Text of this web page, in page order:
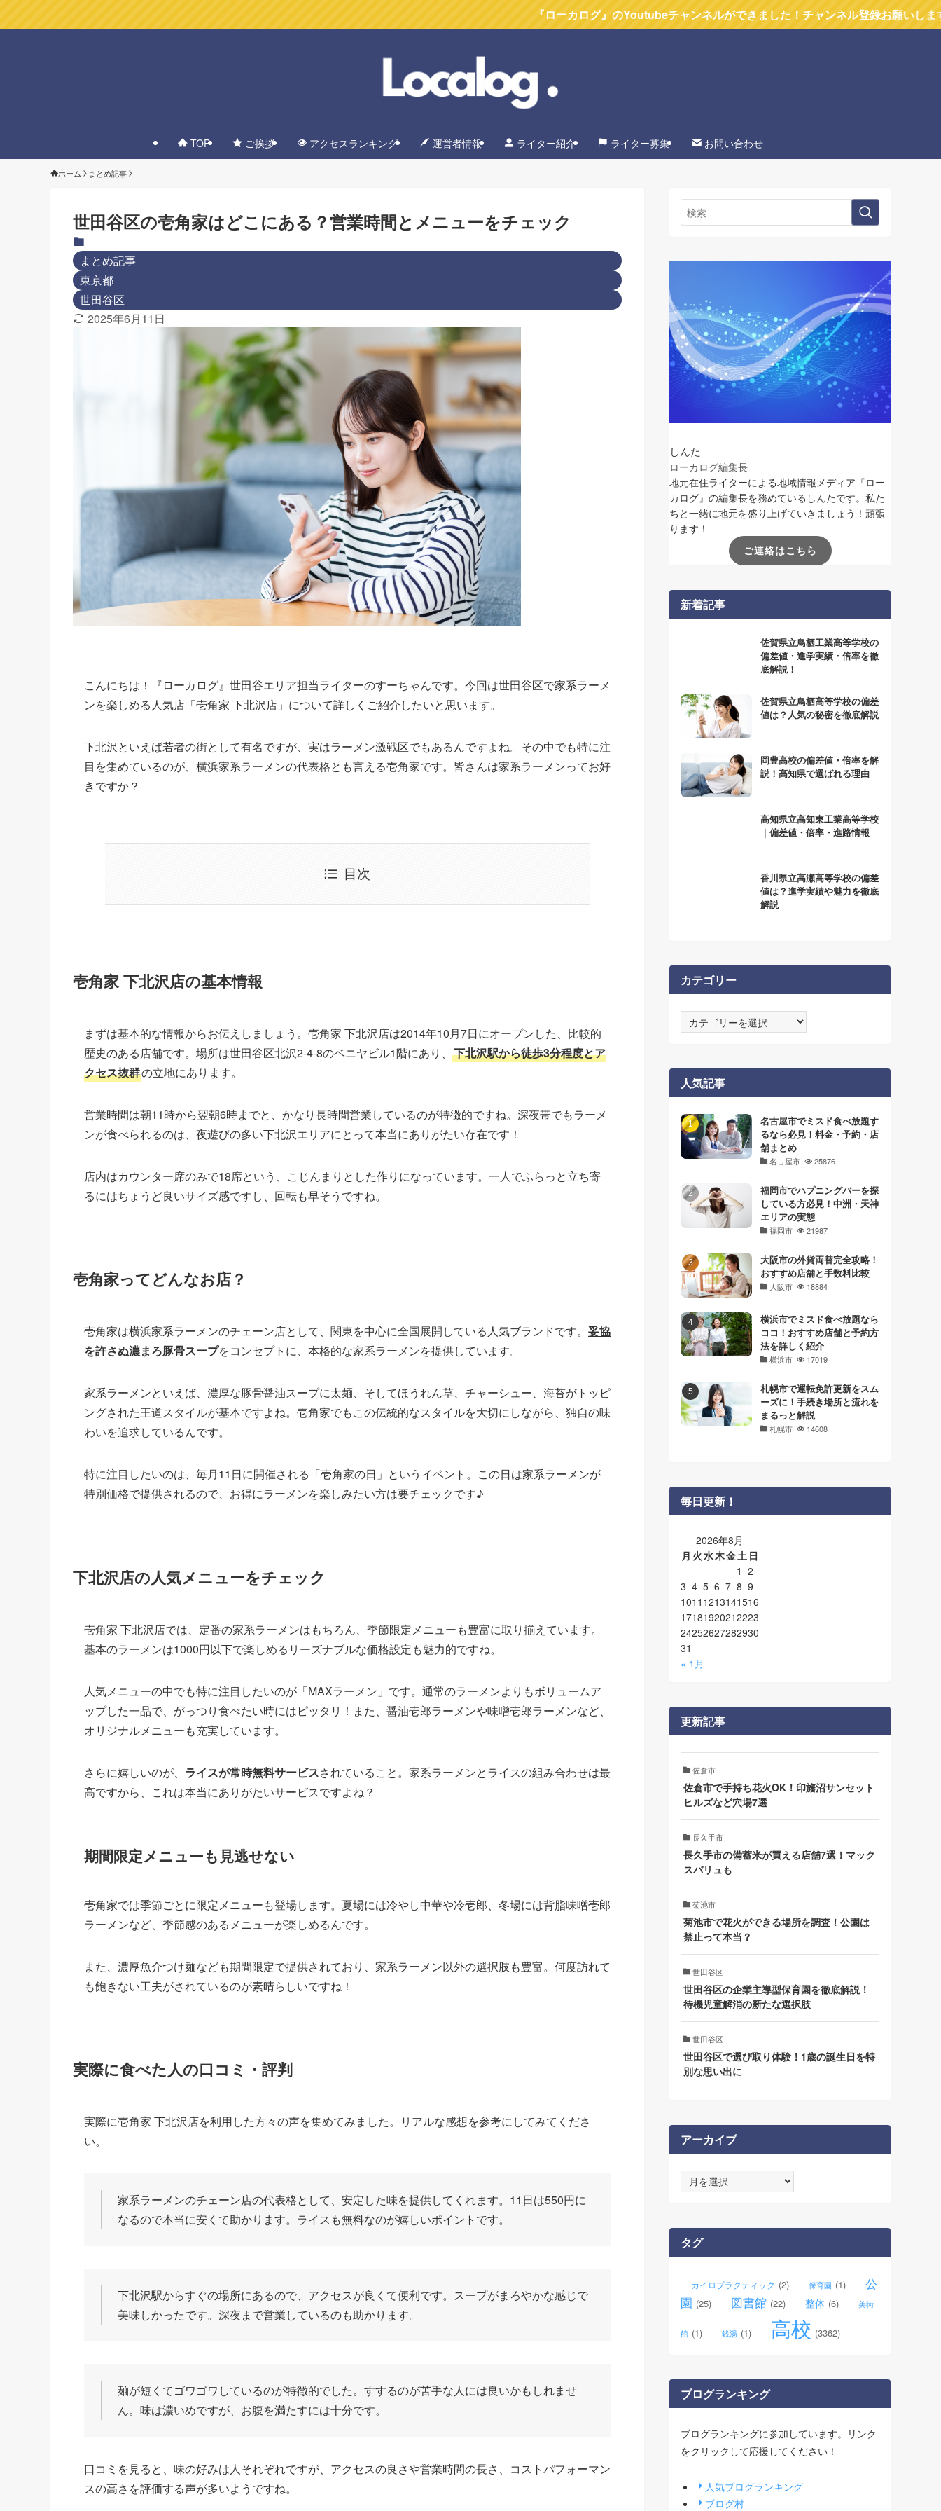
『ローカログ』のYoutubeチャンネルができました！チャンネル登録お願いします
TOP ご挨拶 アクセスランキング 運営者情報 ライター紹介 ライター募集 お問い合わせ
ホーム まとめ記事
世田谷区の壱角家はどこにある？営業時間とメニューをチェック
まとめ記事
東京都
世田谷区
2025年6月11日
こんにちは！『ローカログ』世田谷エリア担当ライターのすーちゃんです。今回は世田谷区で家系ラーメ
ンを楽しめる人気店「壱角家 下北沢店」について詳しくご紹介したいと思います。
下北沢といえば若者の街として有名ですが、実はラーメン激戦区でもあるんですよね。その中でも特に注
目を集めているのが、横浜家系ラーメンの代表格とも言える壱角家です。皆さんは家系ラーメンってお好
きですか？
目次
壱角家 下北沢店の基本情報
まずは基本的な情報からお伝えしましょう。壱角家 下北沢店は2014年10月7日にオープンした、比較的
歴史のある店舗です。場所は世田谷区北沢2-4-8のベニヤビル1階にあり、 下北沢駅から徒歩3分程度とア
クセス抜群の立地にあります。
営業時間は朝11時から翌朝6時までと、かなり長時間営業しているのが特徴的ですね。深夜帯でもラーメ
ンが食べられるのは、夜遊びの多い下北沢エリアにとって本当にありがたい存在です！
店内はカウンター席のみで18席という、こじんまりとした作りになっています。一人でふらっと立ち寄
るにはちょうど良いサイズ感ですし、回転も早そうですね。
壱角家ってどんなお店？
壱角家は横浜家系ラーメンのチェーン店として、関東を中心に全国展開している人気ブランドです。 妥協
を許さぬ濃まろ豚骨スープをコンセプトに、本格的な家系ラーメンを提供しています。
家系ラーメンといえば、濃厚な豚骨醤油スープに太麺、そしてほうれん草、チャーシュー、海苔がトッピ
ングされた王道スタイルが基本ですよね。壱角家でもこの伝統的なスタイルを大切にしながら、独自の味
わいを追求しているんです。
特に注目したいのは、毎月11日に開催される「壱角家の日」というイベント。この日は家系ラーメンが
特別価格で提供されるので、お得にラーメンを楽しみたい方は要チェックです♪
下北沢店の人気メニューをチェック
壱角家 下北沢店では、定番の家系ラーメンはもちろん、季節限定メニューも豊富に取り揃えています。
基本のラーメンは1000円以下で楽しめるリーズナブルな価格設定も魅力的ですね。
人気メニューの中でも特に注目したいのが「MAXラーメン」です。通常のラーメンよりもボリュームア
ップした一品で、がっつり食べたい時にはピッタリ！また、醤油壱郎ラーメンや味噌壱郎ラーメンなど、
オリジナルメニューも充実しています。
さらに嬉しいのが、 ライスが常時無料サービスされていること。家系ラーメンとライスの組み合わせは最
高ですから、これは本当にありがたいサービスですよね？
期間限定メニューも見逃せない
壱角家では季節ごとに限定メニューも登場します。夏場には冷やし中華や冷壱郎、冬場には背脂味噌壱郎
ラーメンなど、季節感のあるメニューが楽しめるんです。
また、濃厚魚介つけ麺なども期間限定で提供されており、家系ラーメン以外の選択肢も豊富。何度訪れて
も飽きない工夫がされているのが素晴らしいですね！
実際に食べた人の口コミ・評判
実際に壱角家 下北沢店を利用した方々の声を集めてみました。リアルな感想を参考にしてみてくださ
い。
家系ラーメンのチェーン店の代表格として、安定した味を提供してくれます。11日は550円に
なるので本当に安くて助かります。ライスも無料なのが嬉しいポイントです。
下北沢駅からすぐの場所にあるので、アクセスが良くて便利です。スープがまろやかな感じで
美味しかったです。深夜まで営業しているのも助かります。
麺が短くてゴワゴワしているのが特徴的でした。すするのが苦手な人には良いかもしれませ
ん。味は濃いめですが、お腹を満たすには十分です。
口コミを見ると、味の好みは人それぞれですが、アクセスの良さや営業時間の長さ、コストパフォーマン
スの高さを評価する声が多いようですね。
しんた
ローカログ編集長
地元在住ライターによる地域情報メディア『ロー
カログ』の編集長を務めているしんたです。私た
ちと一緒に地元を盛り上げていきましょう！頑張
ります！
ご連絡はこちら
新着記事
佐賀県立鳥栖工業高等学校の
偏差値・進学実績・倍率を徹
底解説！
佐賀県立鳥栖高等学校の偏差
値は？人気の秘密を徹底解説
岡豊高校の偏差値・倍率を解
説！高知県で選ばれる理由
高知県立高知東工業高等学校
｜偏差値・倍率・進路情報
香川県立高瀬高等学校の偏差
値は？進学実績や魅力を徹底
解説
カテゴリー
テ
ー
人気記事
名古屋市でミスド食べ放題す
るなら必見！料金・予約・店
舗まとめ
名古屋市 25876
福岡市でハプニングバーを探
している方必見！中洲・天神
エリアの実態
福岡市 21987
大阪市の外貨両替完全攻略！
おすすめ店舗と手数料比較
大阪市 18884
横浜市でミスド食べ放題なら
ココ！おすすめ店舗と予約方
法を詳しく紹介
横浜市 17019
札幌市で運転免許更新をスム
ーズに！手続き場所と流れを
まるっと解説
札幌市 14608
毎日更新！
2026年8月
月 火水木金土 日
1 2
3 4 5 6 7 8 9
1011 1213141516
17181920212223
24252627282930
31
« 1月
更新記事
佐倉市
佐倉市で手持ち花火OK！印旛沼サンセット
ヒルズなど穴場7選
長久手市
長久手市の備蓄米が買える店舗7選！マック
スバリュも
菊池市
菊池市で花火ができる場所を調査！公園は
禁止って本当？
世田谷区
世田谷区の企業主導型保育園を徹底解説！
待機児童解消の新たな選択肢
世田谷区
世田谷区で選び取り体験！1歳の誕生日を特
別な思い出に
アーカイブ
ー
ブ
タグ
カイロプラクティック (2) 保育園 (1)
公
園 (25) 図書館 (22) 整体 (6) 美術
館 (1) 銭湯 (1) 高校 (3362)
ブログランキング
ブログランキングに参加しています。リンク
をクリックして応援してください！
人気ブログランキング
ブログ村